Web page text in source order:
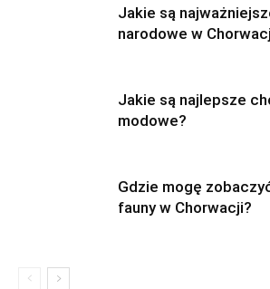
Jakie są
narodowe w
Jakie są najlepsze
modowe?
Gdzie mogę
fauny w Chorwacji?